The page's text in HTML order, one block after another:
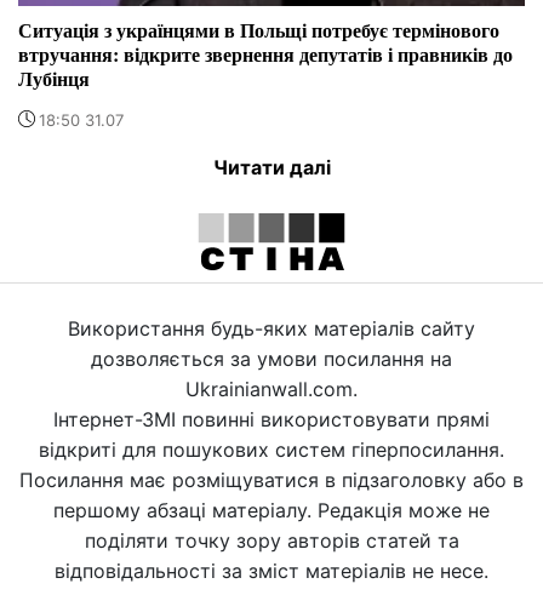
Ситуація з українцями в Польщі потребує термінового
втручання: відкрите звернення депутатів і правників до
Лубінця
18:50 31.07
Читати далі
Використання будь-яких матеріалів сайту
дозволяється за умови посилання на
Ukrainianwall.com.
Інтернет-ЗМІ повинні використовувати прямі
відкриті для пошукових систем гіперпосилання.
Посилання має розміщуватися в підзаголовку або в
першому абзаці матеріалу. Редакція може не
поділяти точку зору авторів статей та
відповідальності за зміст матеріалів не несе.